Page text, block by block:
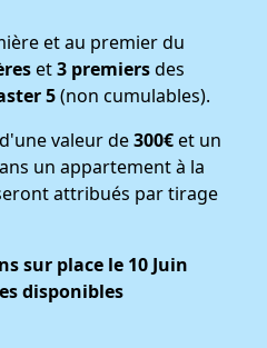
et au premier du
et3 premiersdes
5(non cumulables).
valeur de300€et un
un appartement à la
attribués par tirage
sur place le 10 Juin
disponibles